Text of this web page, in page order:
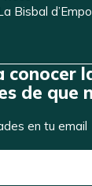
Bisbal
conocer
de que
en tu email